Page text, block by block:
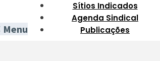
Menu
Sítios Indicados
Agenda Sindical
Publicações